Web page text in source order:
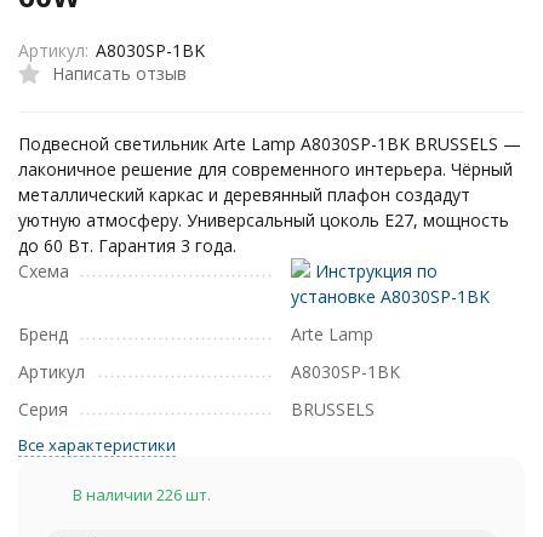
Написать отзыв
Артикул: A8030SP-1BK
Подвесной светильник Arte Lamp A8030SP-1BK BRUSSELS —
лаконичное решение для современного интерьера. Чёрный
металлический каркас и деревянный плафон создадут
уютную атмосферу. Универсальный цоколь E27, мощность
до 60 Вт. Гарантия 3 года.
Схема
Инструкция по
установке A8030SP-1BK
Бренд
Arte Lamp
Артикул
A8030SP-1BK
Серия
BRUSSELS
Все характеристики
В наличии 226 шт.